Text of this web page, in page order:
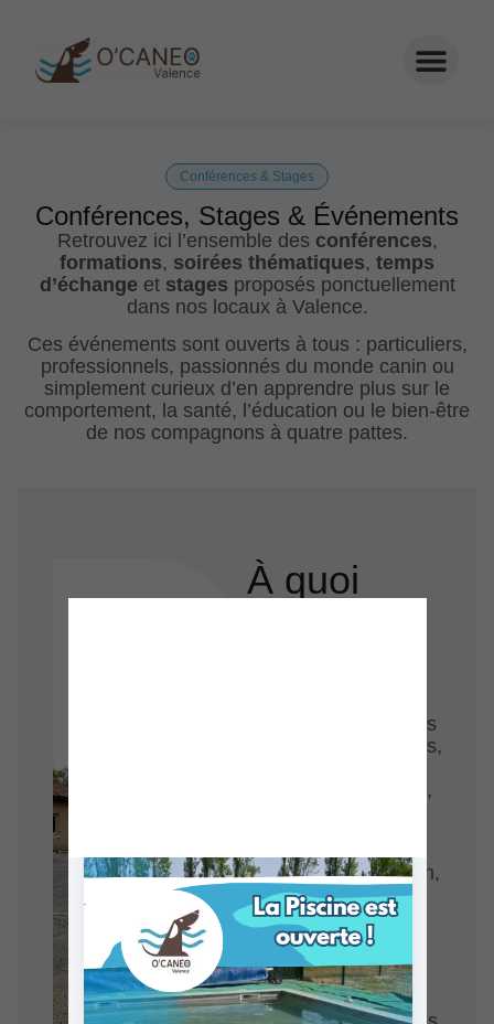
Conférences & Stages
Conférences, Stages & Événements
Retrouvez ici l’ensemble des conférences,
formations, soirées thématiques, temps
d’échange et stages proposés ponctuellement
dans nos locaux à Valence.
Ces événements sont ouverts à tous : particuliers,
professionnels, passionnés du monde canin ou
simplement curieux d’en apprendre plus sur le
comportement, la santé, l’éducation ou le bien-être
de nos compagnons à quatre pattes.
À quoi
extérieurs spécialisés
(comportementalistes,
vétérinaires, auteurs,
variées : alimentation,
communication
canine, prévention
morsures,
rééducation,
adoption, etc.